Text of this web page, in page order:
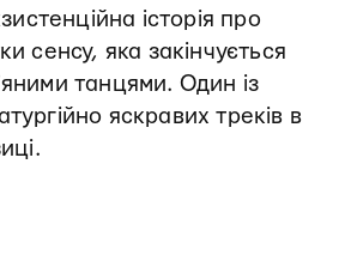
історія про
сенсу, яка закінчується
танцями. Один із
яскравих треків в